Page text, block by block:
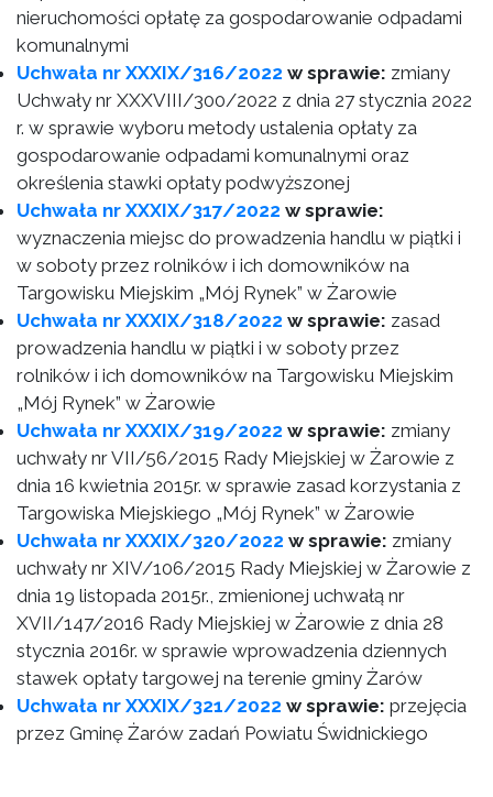
nieruchomości opłatę za gospodarowanie odpadami
komunalnymi
Uchwała nr XXXIX/316/2022 w sprawie: zmiany
Uchwały nr XXXVIII/300/2022 z dnia 27 stycznia 2022
r. w sprawie wyboru metody ustalenia opłaty za
gospodarowanie odpadami komunalnymi oraz
określenia stawki opłaty podwyższonej
Uchwała nr XXXIX/317/2022 w sprawie:
wyznaczenia miejsc do prowadzenia handlu w piątki i
w soboty przez rolników i ich domowników na
Targowisku Miejskim „Mój Rynek” w Żarowie
Uchwała nr XXXIX/318/2022 w sprawie: zasad
prowadzenia handlu w piątki i w soboty przez
rolników i ich domowników na Targowisku Miejskim
„Mój Rynek” w Żarowie
Uchwała nr XXXIX/319/2022 w sprawie: zmiany
uchwały nr VII/56/2015 Rady Miejskiej w Żarowie z
dnia 16 kwietnia 2015r. w sprawie zasad korzystania z
Targowiska Miejskiego „Mój Rynek” w Żarowie
Uchwała nr XXXIX/320/2022 w sprawie: zmiany
uchwały nr XIV/106/2015 Rady Miejskiej w Żarowie z
dnia 19 listopada 2015r., zmienionej uchwałą nr
XVII/147/2016 Rady Miejskiej w Żarowie z dnia 28
stycznia 2016r. w sprawie wprowadzenia dziennych
stawek opłaty targowej na terenie gminy Żarów
Uchwała nr XXXIX/321/2022 w sprawie: przejęcia
przez Gminę Żarów zadań Powiatu Świdnickiego